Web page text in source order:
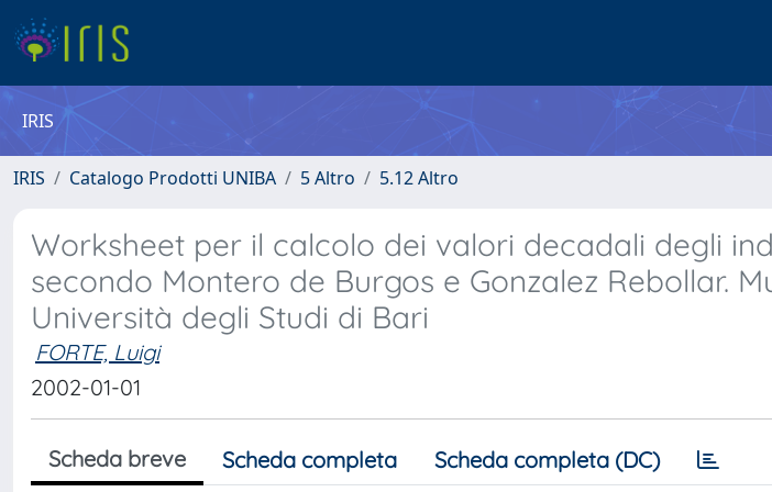
IRIS
IRIS Catalogo Prodotti UNIBA 5 Altro 5.12 Altro
Worksheet per il calcolo dei valori decadali degli
secondo Montero de Burgos e Gonzalez Rebollar.
Università degli Studi di Bari
FORTE, Luigi
2002-01-01
Scheda breve Scheda completa Scheda completa (DC)